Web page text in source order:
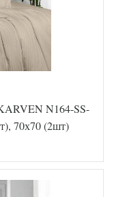
N164-SS-
70х70 (2шт)